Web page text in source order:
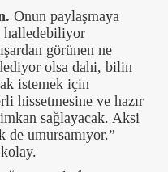
Onun paylaşmaya
halledebiliyor
görünen ne
olsa dahi, bilin
istemek için
hissetmesine ve hazır
sağlayacak. Aksi
de umursamıyor.”